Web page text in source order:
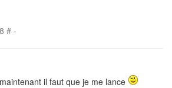
# -
il faut que je me lance